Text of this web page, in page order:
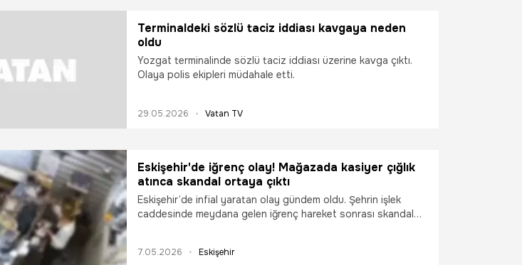
Terminaldeki sözlü taciz iddiası kavgaya neden
oldu
Yozgat terminalinde sözlü taciz iddiası üzerine kavga çıktı.
Olaya polis ekipleri müdahale etti.
29.05.2026 Vatan TV
Eskişehir'de iğrenç olay! Mağazada kasiyer çığlık
atınca skandal ortaya çıktı
Eskişehir’de infial yaratan olay gündem oldu. Şehrin işlek
caddesinde meydana gelen iğrenç hareket sonrası skandal
7.05.2026 Eskişehir